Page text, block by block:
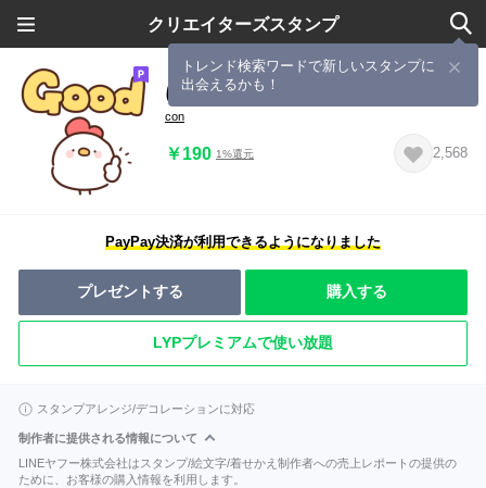
クリエイターズスタンプ
トレンド検索ワードで新しいスタンプに
出会えるかも！
にわとりぴよこの英語
con
￥190 1%還元 2,568
PayPay決済が利用できるようになりました
プレゼントする 購入する
LYPプレミアムで使い放題
スタンプアレンジ/デコレーションに対応
制作者に提供される情報について
LINEヤフー株式会社はスタンプ/絵文字/着せかえ制作者への売上レポートの提供の
ために、お客様の購入情報を利用します。